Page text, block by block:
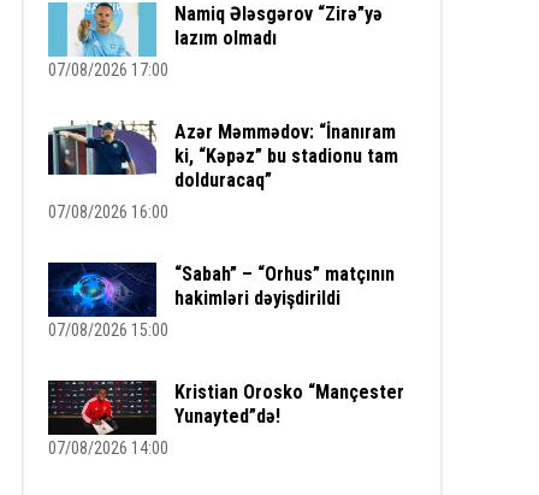
Namiq Ələsgərov “Zirə”yə
lazım olmadı
07/08/2026 17:00
Azər Məmmədov: “İnanıram
ki, “Kəpəz” bu stadionu tam
dolduracaq”
07/08/2026 16:00
“Sabah” – “Orhus” matçının
hakimləri dəyişdirildi
07/08/2026 15:00
Kristian Orosko “Mançester
Yunayted”də!
07/08/2026 14:00